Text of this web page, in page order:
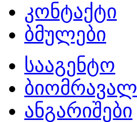
კონტაქტი
ბმულები
სააგენტო
ანგარიშები